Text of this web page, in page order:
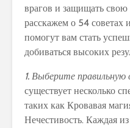
врагов и защищать
расскажем о 54 советах
помогут вам стать
добиваться высоких
1. Выберите правильную
существует несколько
таких как Кровавая
Нечестивость. Каждая